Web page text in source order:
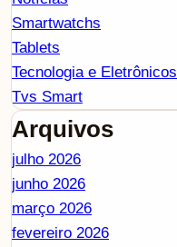
Smartwatchs
Tablets
Tecnologia e Eletrônicos
Tvs Smart
Arquivos
julho 2026
junho 2026
março 2026
fevereiro 2026